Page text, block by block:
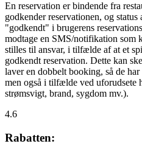
En reservation er bindende fra
godkender reservationen, og
"godkendt" i brugerens
modtage en SMS/notifikation
stilles til ansvar, i tilfælde af at et
godkendt reservation. Dette kan
laver en dobbelt booking, så de
men også i tilfælde ved uforudsete
strømsvigt, brand, sygdom mv.).
4.6
Rabatten: